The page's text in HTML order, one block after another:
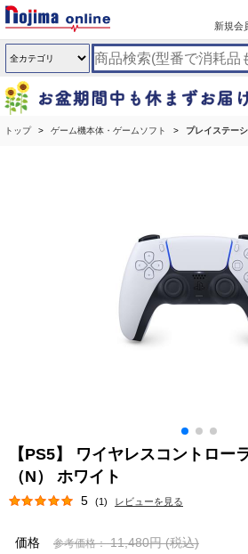
新規会
トップ ゲーム機本体・ゲームソフト プレイステー
【PS5】 ワイヤレスコントロー
（N） ホワイト
5 (1) レビューを見る
価格 参考価格： 11,480円(税込)